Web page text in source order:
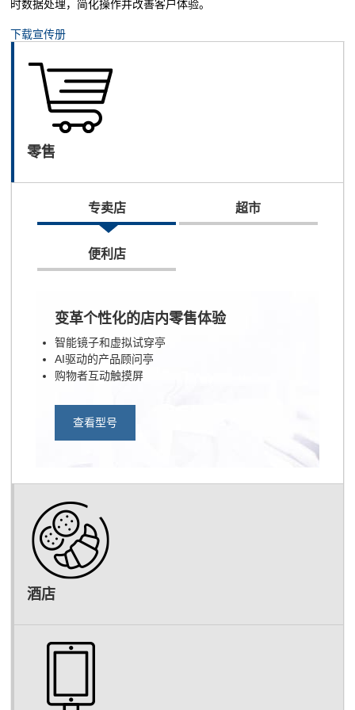
UTC-100系列：时尚且节省空间的设计
UTC-100系列提供15.6到23.8英寸的全功能一体机。它结合了时尚
的外形和宽屏显示以及工业级的可靠性，是零售亭、互动数字标牌
和自助终端等互动公共应用的理想选择。
查看系列 观看介绍视频
时数据处理，简化操作并改善客户体验。
下载宣传册
零售
专卖店 超市
便利店
变革个性化的店内零售体验
智能镜子和虚拟试穿亭
AI驱动的产品顾问亭
购物者互动触摸屏
查看型号
酒店